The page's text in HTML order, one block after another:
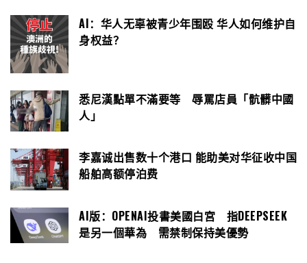
AI：华人无辜被青少年围殴 华人如何维护自
身权益？
悉尼漢點單不滿要等 辱罵店員「骯髒中國
人」
李嘉诚出售数十个港口 能助美对华征收中国
船舶高额停泊费
AI版：OPENAI投書美國白宮 指DEEPSEEK
是另一個華為 需禁制保持美優勢